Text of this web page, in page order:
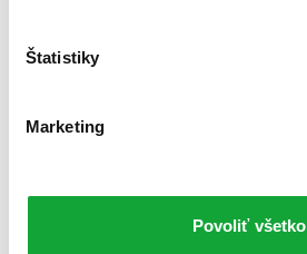
Štatistiky
Marketing
Povoliť všetko